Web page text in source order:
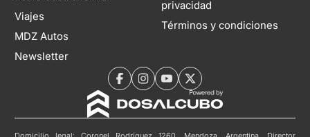
Viajes
MDZ Autos
Newsletter
privacidad
Términos y condiciones